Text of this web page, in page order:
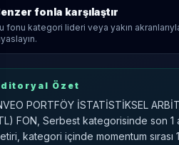
fonla karşılaştır
fonu kategori lideri veya yakın
Özet
PORTFÖY İSTATİSTİKSEL
FON, Serbest kategorisinde son 1
kategori içinde momentum sırası